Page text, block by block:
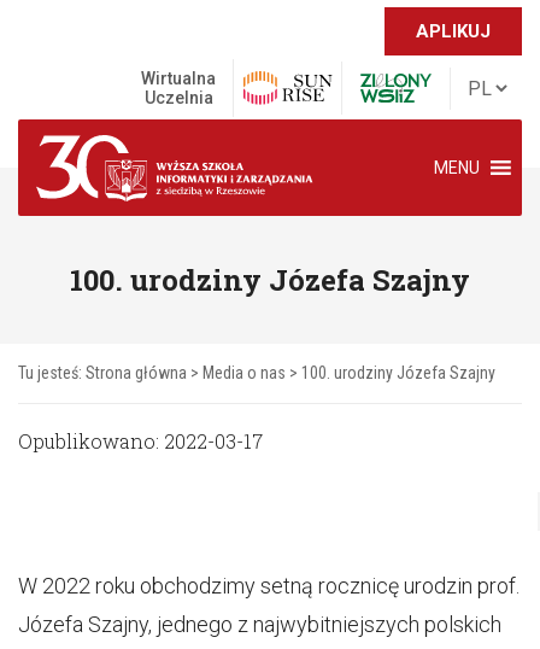
APLIKUJ
Wirtualna
Uczelnia
MENU
100. urodziny Józefa Szajny
Tu jesteś: Strona główna > Media o nas > 100. urodziny Józefa Szajny
Opublikowano: 2022-03-17
W 2022 roku obchodzimy setną rocznicę urodzin prof.
Józefa Szajny, jednego z najwybitniejszych polskich